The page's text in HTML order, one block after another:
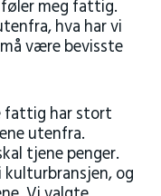
meg fattig.
hva har vi
være bevisste
fattig har stort
utenfra.
tjene penger.
og